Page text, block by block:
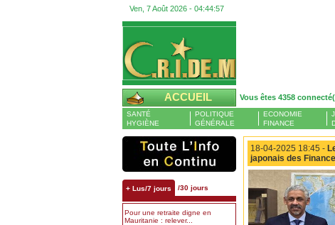
Ven, 7 Août 2026 - 04:44:58
ACCUEIL Vous êtes 4358
SANTÉ
HYGIÈNE
POLITIQUE
GÉNÉRALE
ECONOMIE
FINANCE
+ Lus/7 jours /30 jours
Pour une retraite digne en
Mauritanie : relever...
18-04-2025 18:45 -
japonais des